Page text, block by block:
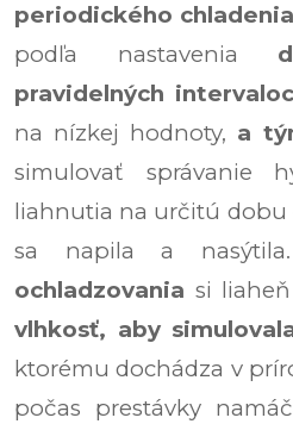
periodického chladenia
podľa nastavenia
pravidelných
na nízkej hodnoty, a
simulovať správanie
liahnutia na určitú dobu
sa napila a
ochladzovania si liaheň
vlhkosť, aby
ktorému dochádza v
počas prestávky